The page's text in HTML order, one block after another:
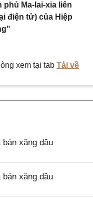
Ma-lai-xia liên
điện tử) của Hiệp
xem tại tab Tải về
xăng dầu
xăng dầu